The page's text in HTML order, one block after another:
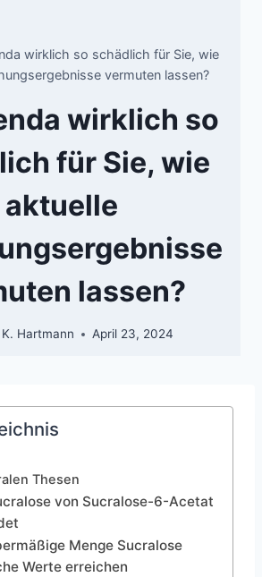
wirklich so schädlich für Sie, wie
vermuten lassen?
wirklich so
für Sie, wie
aktuelle
lassen?
K. Hartmann April 23, 2024
Thesen
von Sucralose-6-Acetat
Menge Sucralose
Werte erreichen